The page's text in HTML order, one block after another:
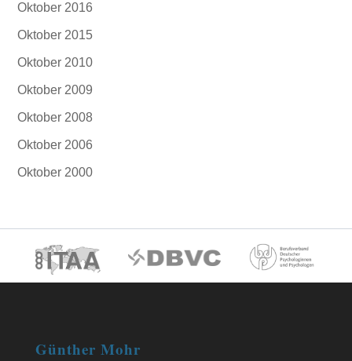
Oktober 2016
Oktober 2015
Oktober 2010
Oktober 2009
Oktober 2008
Oktober 2006
Oktober 2000
Günther Mohr